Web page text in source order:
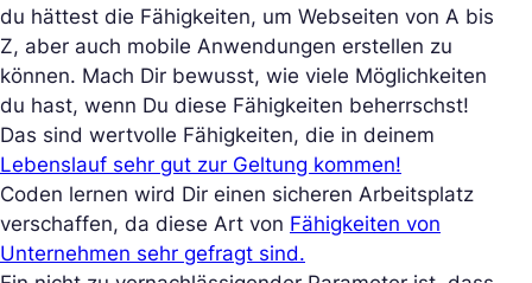
du hättest die Fähigkeiten, um Webseiten von A bis
Z, aber auch mobile Anwendungen erstellen zu
können. Mach Dir bewusst, wie viele Möglichkeiten
du hast, wenn Du diese Fähigkeiten beherrschst!
Das sind wertvolle Fähigkeiten, die in deinem
Lebenslauf sehr gut zur Geltung kommen!
Coden lernen wird Dir einen sicheren Arbeitsplatz
verschaffen, da diese Art von Fähigkeiten von
Unternehmen sehr gefragt sind.